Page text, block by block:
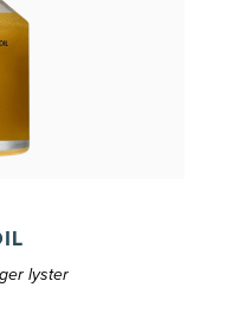
lyster